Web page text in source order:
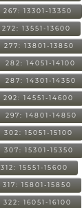
267: 13301-13350
272: 13551-13600
277: 13801-13850
282: 14051-14100
287: 14301-14350
292: 14551-14600
297: 14801-14850
302: 15051-15100
307: 15301-15350
312: 15551-15600
317: 15801-15850
322: 16051-16100